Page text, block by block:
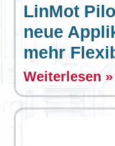
LinMot
neue
mehr
Weiterlesen »